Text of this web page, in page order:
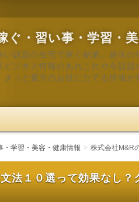
ぐ・習い事・学習・
話題の在宅で稼ぐ副業、趣味
ジネス情報のあれこれや今話
っと貴方のお役にたてる情報
・学習・美容・健康情報 株式会社M&R
法１０選って効果なし？